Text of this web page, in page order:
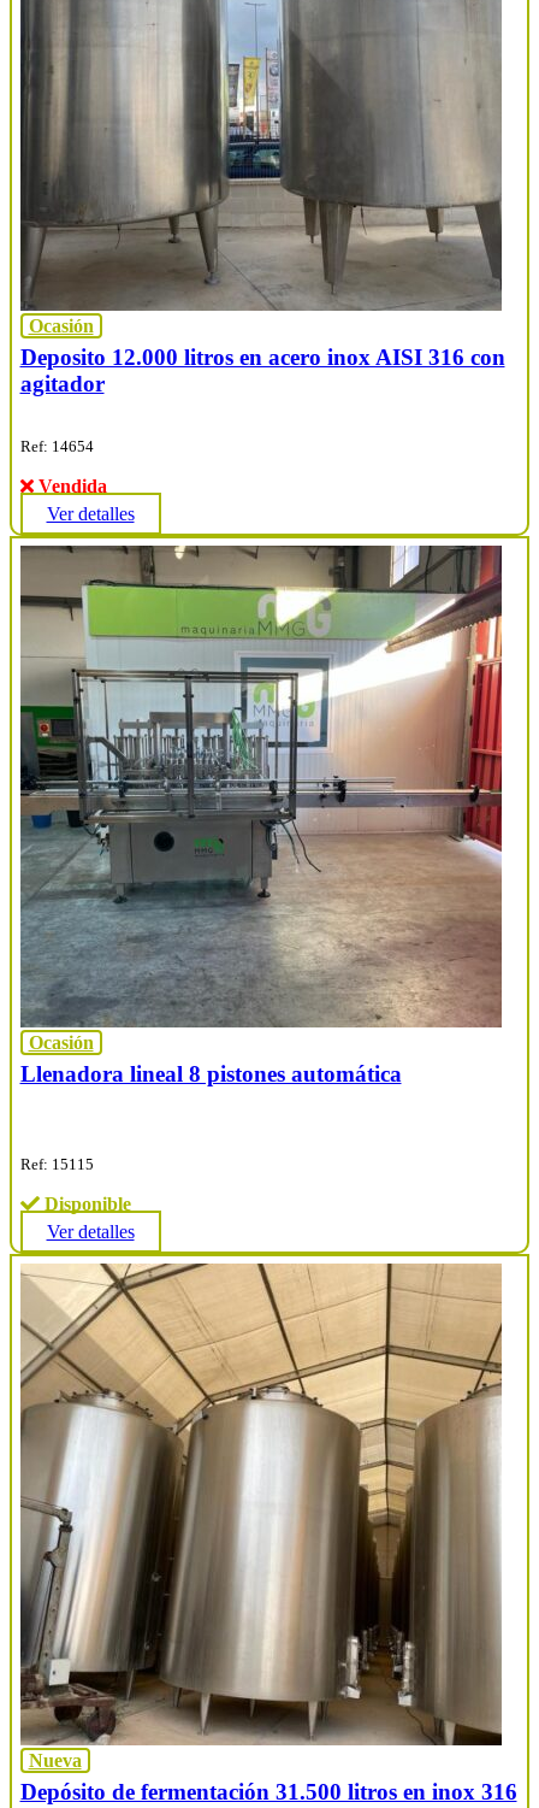
Ocasión
Deposito 12.000 litros en acero inox AISI 316 con
agitador
Ref: 14654
Vendida
Ver detalles
Ocasión
Llenadora lineal 8 pistones automática
Ref: 15115
Disponible
Ver detalles
Nueva
Depósito de fermentación 31.500 litros en inox 316